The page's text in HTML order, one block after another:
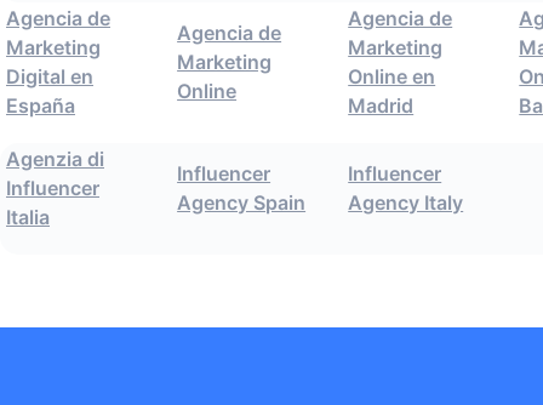
Agencia de
Marketing
Digital en
España
Agencia de
Marketing
Online
Agencia de
Marketing
Online en
Madrid
Agenzia di
Influencer
Italia
Influencer
Agency Spain
Influencer
Agency Italy